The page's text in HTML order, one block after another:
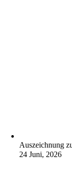
Auszeichnung
24 Juni, 2026